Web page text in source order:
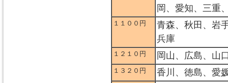
岡、愛知、三重
１１００円
青森、秋田、岩
兵庫
１２１０円 岡山、広島、山
１３２０円 香川、徳島、愛